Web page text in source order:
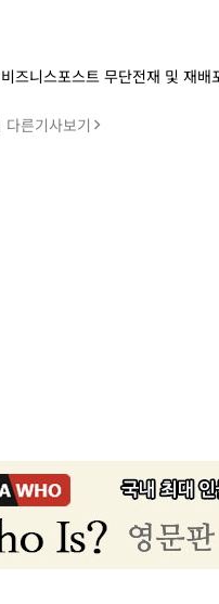
즈니스포스트 무단전재 및 재배
다른기사보기